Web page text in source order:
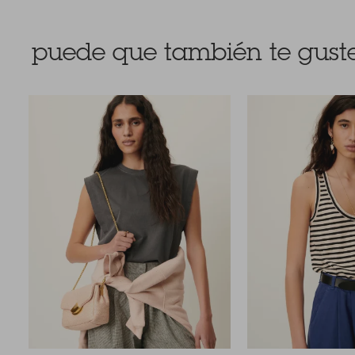
puede que también te